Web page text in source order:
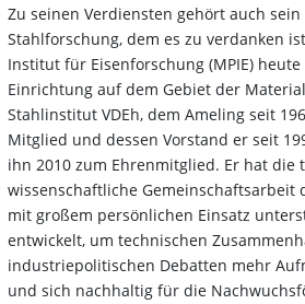
Zu seinen Verdiensten gehört auch
Stahlforschung, dem es zu verdanken
Institut für Eisenforschung (MPIE)
Einrichtung auf dem Gebiet der
Stahlinstitut VDEh, dem Ameling seit
Mitglied und dessen Vorstand er seit
ihn 2010 zum Ehrenmitglied. Er hat die
wissenschaftliche Gemeinschaftsarbeit
mit großem persönlichen Einsatz
entwickelt, um technischen
industriepolitischen Debatten mehr
und sich nachhaltig für die